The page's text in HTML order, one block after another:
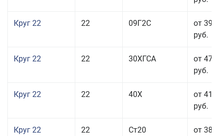
Круг 22 22 09Г2С
от 39
руб.
Круг 22 22 30ХГСА
от 47
руб.
Круг 22 22 40Х
от 41
руб.
Круг 22 22 Ст20
от 38